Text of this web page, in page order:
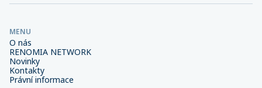
MENU
O nás
RENOMIA NETWORK
Novinky
Kontakty
Právní informace